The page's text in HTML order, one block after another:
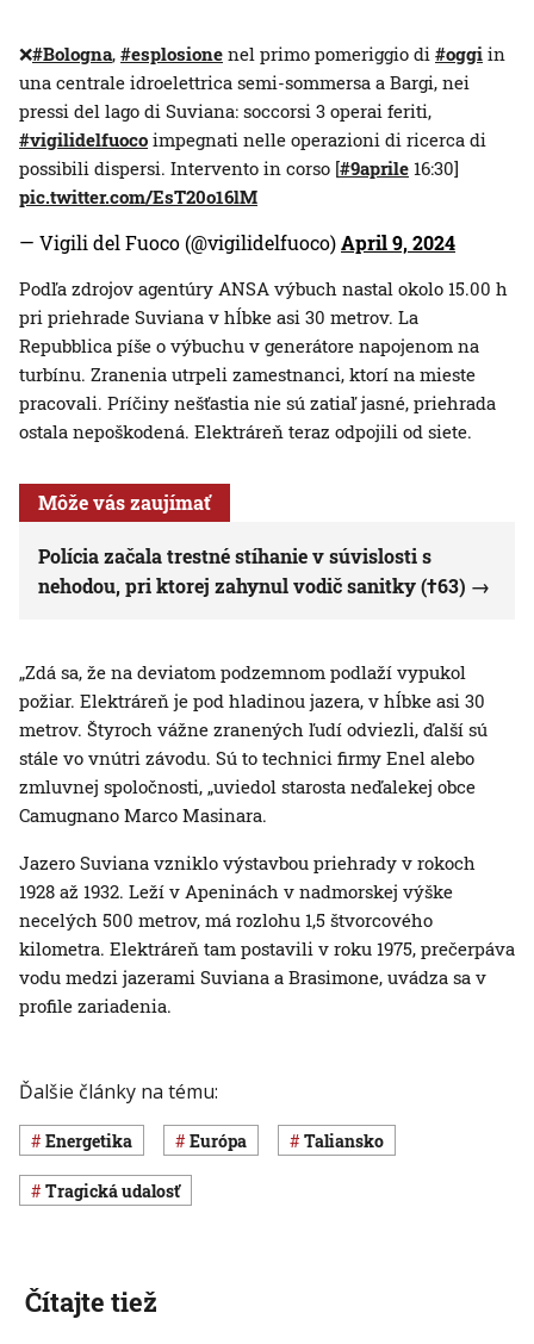
❌#Bologna, #esplosione nel primo pomeriggio di #oggi in
una centrale idroelettrica semi-sommersa a Bargi, nei
pressi del lago di Suviana: soccorsi 3 operai feriti,
#vigilidelfuoco impegnati nelle operazioni di ricerca di
possibili dispersi. Intervento in corso [#9aprile 16:30]
pic.twitter.com/EsT20o16lM
— Vigili del Fuoco (@vigilidelfuoco)April 9, 2024
Podľa zdrojov agentúry ANSA výbuch nastal okolo 15.00 h
pri priehrade Suviana v hĺbke asi 30 metrov. La
Repubblica píše o výbuchu v generátore napojenom na
turbínu. Zranenia utrpeli zamestnanci, ktorí na mieste
pracovali. Príčiny nešťastia nie sú zatiaľ jasné, priehrada
ostala nepoškodená. Elektráreň teraz odpojili od siete.
Môže vás zaujímať
Polícia začala trestné stíhanie v súvislosti s
nehodou, pri ktorej zahynul vodič sanitky (†63)
„Zdá sa, že na deviatom podzemnom podlaží vypukol
požiar. Elektráreň je pod hladinou jazera, v hĺbke asi 30
metrov. Štyroch vážne zranených ľudí odviezli, ďalší sú
stále vo vnútri závodu. Sú to technici firmy Enel alebo
zmluvnej spoločnosti, „uviedol starosta neďalekej obce
Camugnano Marco Masinara.
Jazero Suviana vzniklo výstavbou priehrady v rokoch
1928 až 1932. Leží v Apeninách v nadmorskej výške
necelých 500 metrov, má rozlohu 1,5 štvorcového
kilometra. Elektráreň tam postavili v roku 1975, prečerpáva
vodu medzi jazerami Suviana a Brasimone, uvádza sa v
profile zariadenia.
Ďalšie články na tému:
Energetika Európa Taliansko
Tragická udalosť
Čítajte tiež